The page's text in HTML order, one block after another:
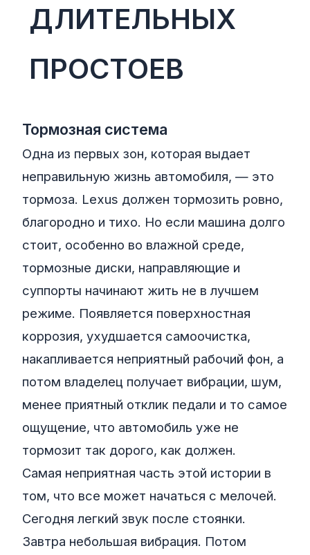
ДЛИТЕЛЬНЫХ
ПРОСТОЕВ
Тормозная система
Одна из первых зон, которая выдает
неправильную жизнь автомобиля, — это
тормоза. Lexus должен тормозить ровно,
благородно и тихо. Но если машина долго
стоит, особенно во влажной среде,
тормозные диски, направляющие и
суппорты начинают жить не в лучшем
режиме. Появляется поверхностная
коррозия, ухудшается самоочистка,
накапливается неприятный рабочий фон, а
потом владелец получает вибрации, шум,
менее приятный отклик педали и то самое
ощущение, что автомобиль уже не
тормозит так дорого, как должен.
Самая неприятная часть этой истории в
том, что все может начаться с мелочей.
Сегодня легкий звук после стоянки.
Завтра небольшая вибрация. Потом